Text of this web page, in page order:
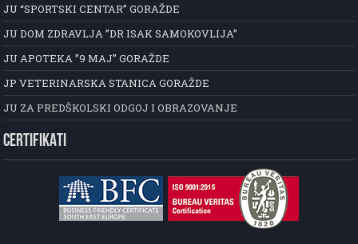
JU “SPORTSKI CENTAR” GORAŽDE
JU DOM ZDRAVLJA ”DR ISAK SAMOKOVLIJA”
JU APOTEKA ”9 MAJ” GORAŽDE
JP VETERINARSKA STANICA GORAŽDE
JU ZA PREDŠKOLSKI ODGOJ I OBRAZOVANJE
CERTIFIKATI